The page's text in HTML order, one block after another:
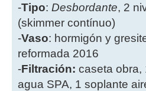
-Tipo: Desbordante, 2
(skimmer contínuo)
-Vaso: hormigón y
reformada 2016
-Filtración: caseta obra,
agua SPA, 1 soplante